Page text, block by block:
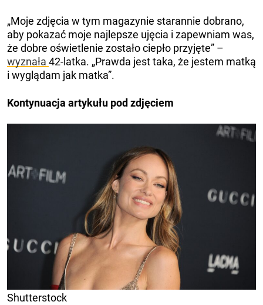
„Moje zdjęcia w tym magazynie starannie dobrano,
aby pokazać moje najlepsze ujęcia i zapewniam was,
że dobre oświetlenie zostało ciepło przyjęte” –
wyznała 42-latka. „Prawda jest taka, że ​​jestem matką
i wyglądam jak matka”.
Kontynuacja artykułu pod zdjęciem
Shutterstock